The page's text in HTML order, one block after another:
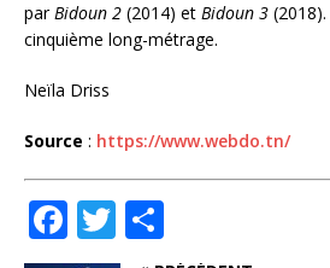
parBidoun 2 (2014) et ‎Bidoun 3 (2018).
cinquième long-métrage.‎
Neïla Driss
Source : https://www.webdo.tn/
F T